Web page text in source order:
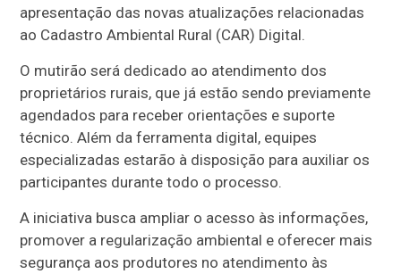
apresentação das novas atualizações relacionadas
ao Cadastro Ambiental Rural (CAR) Digital.
O mutirão será dedicado ao atendimento dos
proprietários rurais, que já estão sendo previamente
agendados para receber orientações e suporte
técnico. Além da ferramenta digital, equipes
especializadas estarão à disposição para auxiliar os
participantes durante todo o processo.
A iniciativa busca ampliar o acesso às informações,
promover a regularização ambiental e oferecer mais
segurança aos produtores no atendimento às